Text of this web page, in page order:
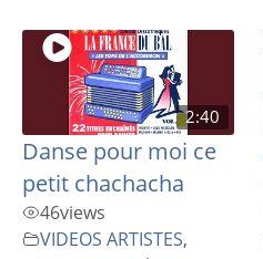
2:40
Danse pour moi ce
petit chachacha
46views
VIDEOS ARTISTES,